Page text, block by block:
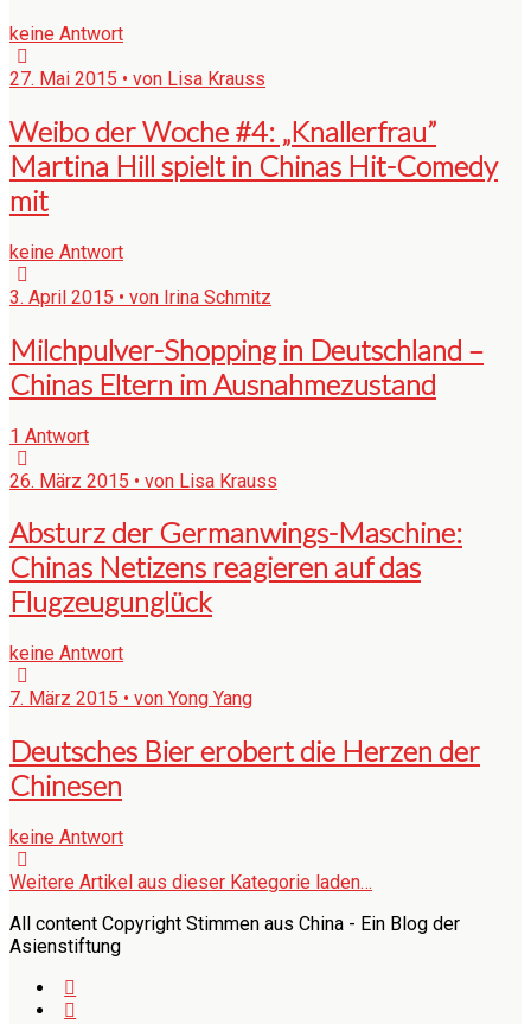
keine Antwort
27. Mai 2015 • von Lisa Krauss
Weibo der Woche #4: „Knallerfrau”
Martina Hill spielt in Chinas Hit-Comedy
mit
keine Antwort
3. April 2015 • von Irina Schmitz
Milchpulver-Shopping in Deutschland –
Chinas Eltern im Ausnahmezustand
1 Antwort
26. März 2015 • von Lisa Krauss
Absturz der Germanwings-Maschine:
Chinas Netizens reagieren auf das
Flugzeugunglück
keine Antwort
7. März 2015 • von Yong Yang
Deutsches Bier erobert die Herzen der
Chinesen
keine Antwort
Weitere Artikel aus dieser Kategorie laden…
All content Copyright Stimmen aus China - Ein Blog der
Asienstiftung